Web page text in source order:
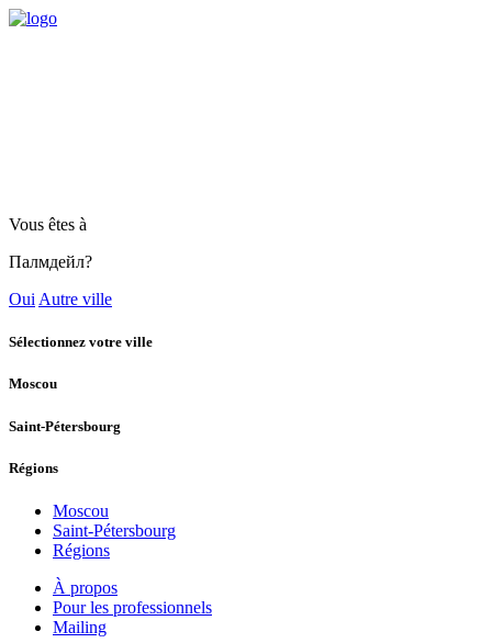
Vous êtes à
Палмдейл?
Oui Autre ville
Sélectionnez votre ville
Moscou
Saint-Pétersbourg
Régions
Moscou
Saint-Pétersbourg
Régions
À propos
Pour les professionnels
Mailing